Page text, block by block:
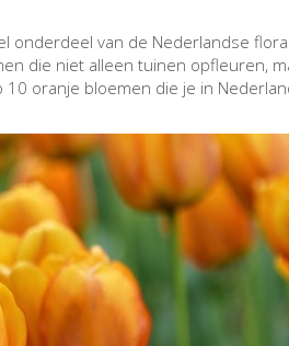
van de Nederlandse
die niet alleen tuinen opfleuren,
oranje bloemen die je in